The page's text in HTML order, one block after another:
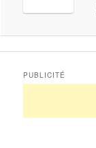
PUBLICITÉ